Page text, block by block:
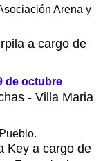
Arena y
a cargo de
de octubre
- Villa Maria
Key a cargo de